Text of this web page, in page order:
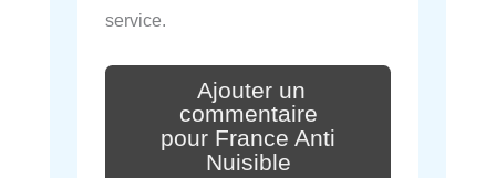
service.
Ajouter un
commentaire
pour France Anti
Nuisible